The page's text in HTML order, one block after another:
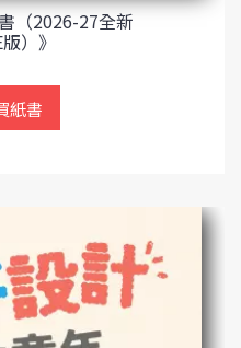
（2026-27全新
）》
紙書